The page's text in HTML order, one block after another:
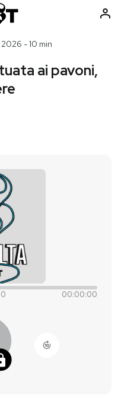
Ok Boomer!
Media
Europa
Altrecose
2026 - 10 min
ai pavoni,
00:00:00